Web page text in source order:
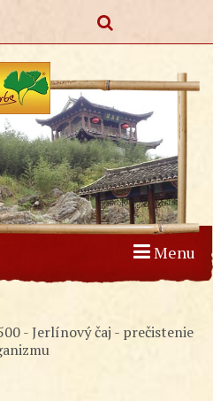
Menu
- Jerlínový čaj - prečistenie